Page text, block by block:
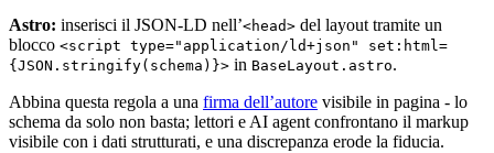
Astro: inserisci il JSON-LD nell’<head> del layout tramite un
blocco <script type="application/ld+json" set:html=
{JSON.stringify(schema)}> in BaseLayout.astro.
Abbina questa regola a una firma dell’autore visibile in pagina - lo
schema da solo non basta; lettori e AI agent confrontano il markup
visibile con i dati strutturati, e una discrepanza erode la fiducia.